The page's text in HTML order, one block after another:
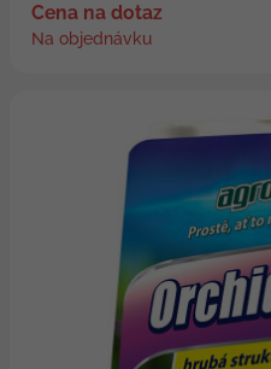
Cena na dotaz
Na objednávku